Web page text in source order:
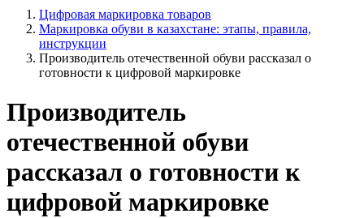
Цифровая маркировка товаров
Маркировка обуви в казахстане: этапы, правила,
инструкции
Производитель отечественной обуви рассказал о
готовности к цифровой маркировке
Производитель
отечественной обуви
рассказал о готовности к
цифровой маркировке